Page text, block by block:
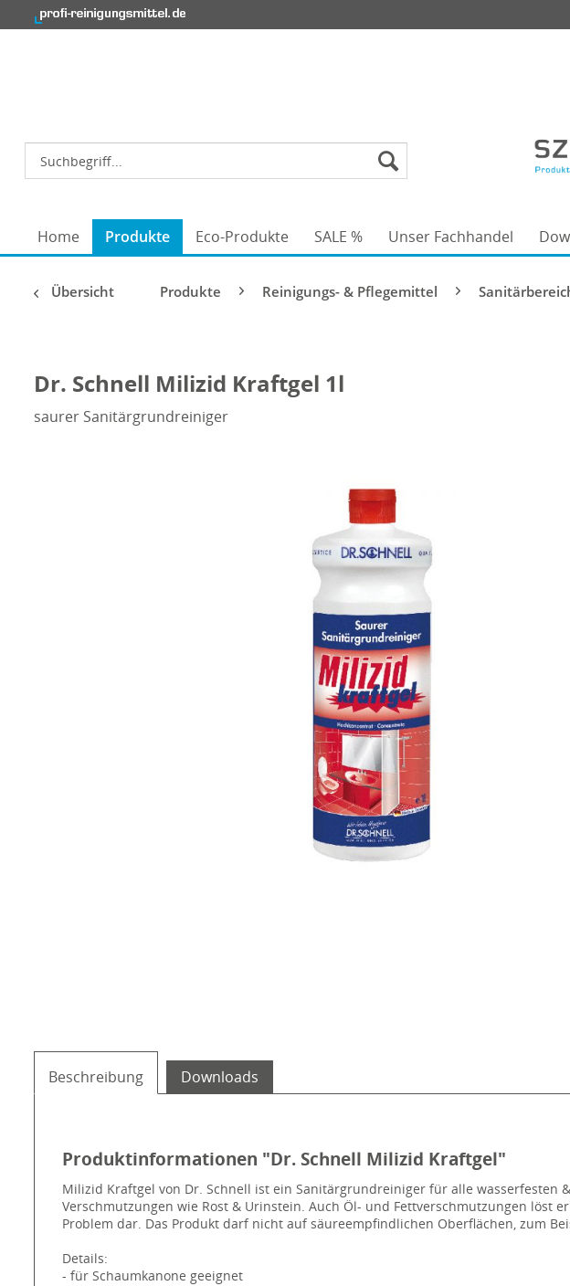
Home Produkte Eco-Produkte SALE % Unser Fachhandel
Übersicht Produkte Reinigungs- & Pflegemittel
Dr. Schnell Milizid Kraftgel 1l
saurer Sanitärgrundreiniger
Beschreibung Downloads
Produktinformationen "Dr. Schnell Milizid Kraftgel"
Milizid Kraftgel von Dr. Schnell ist ein Sanitärgrundreiniger für alle
Verschmutzungen wie Rost & Urinstein. Auch Öl- und Fettverschmutzungen löst
Problem dar. Das Produkt darf nicht auf säureempfindlichen Oberflächen, zum
Details:
- für Schaumkanone geeignet